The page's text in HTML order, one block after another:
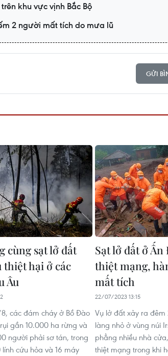
khu vực vịnh Bắc Bộ
2 người mất tích do mưa lũ
GỬI
cùng sạt lở đất
thiệt hại ở các
Âu
các đám cháy ở Bồ Đào
gần 10.000 ha rừng và
người phải sơ tán, trong
cứu hỏa và 16 máy
Sạt lở đất ở
thiệt mạng,
mất tích
22/07/2023 13:15
Vụ lở đất xảy ra
làng nhỏ ở vùng núi
phẳng nhiều nhà
thiệt mạng trong khi